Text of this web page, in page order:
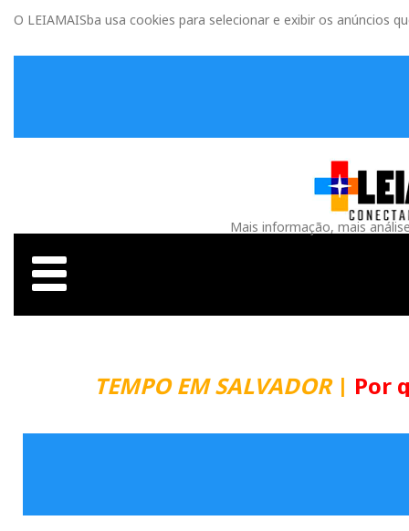
O LEIAMAISba usa cookies para selecionar e exibir os anúncios
Mais informação, mais
TEMPO EM SALVADOR|Por que